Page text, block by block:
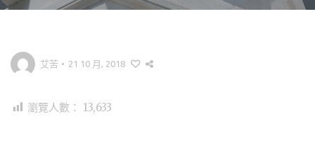
艾苦 • 21 10 月, 2018
瀏覽人數： 13,633